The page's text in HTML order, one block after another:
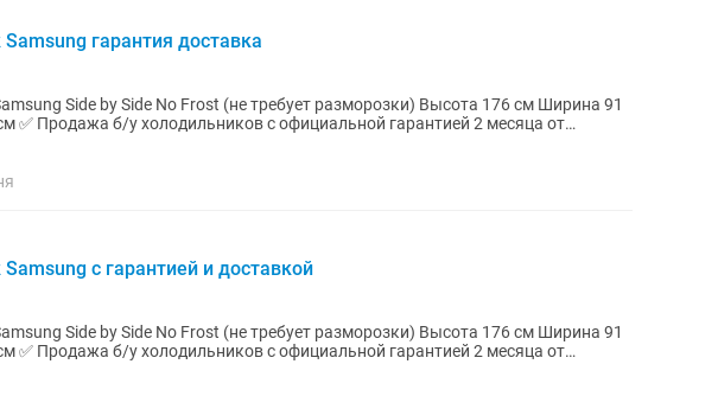
гарантия доставка
Side by Side No Frost (не требует разморозки) Высота 176 см Ширина 91
от
с гарантией и доставкой
Side by Side No Frost (не требует разморозки) Высота 176 см Ширина 91
от